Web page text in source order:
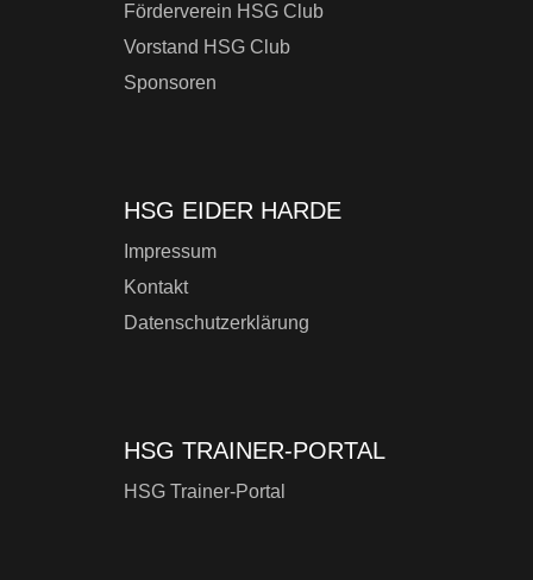
Förderverein HSG Club
Vorstand HSG Club
Sponsoren
HSG EIDER HARDE
Impressum
Kontakt
Datenschutzerklärung
HSG TRAINER-PORTAL
HSG Trainer-Portal